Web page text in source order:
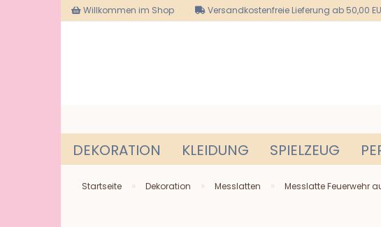
Willkommen im Shop Versandkostenfreie Lieferung ab 50,00
DEKORATION KLEIDUNG SPIELZEUG
Startseite » Dekoration » Messlatten » Messlatte Feuerwehr